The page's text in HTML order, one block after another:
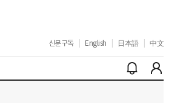
신문구독 English 日本語 中文